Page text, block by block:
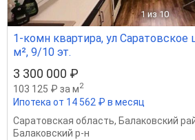
1 из 10
1-комн квартира, ул Саратовское
м², 9/10 эт.
3 300 000 ₽
103 125 ₽ за м2
Ипотека от 14 562 ₽ в месяц
Саратовская область, Балаковский
Балаковский р-н